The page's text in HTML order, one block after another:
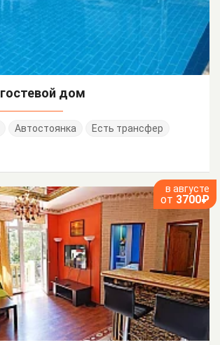
гостевой дом
Автостоянка
Есть трансфер
в августе
от 3700₽